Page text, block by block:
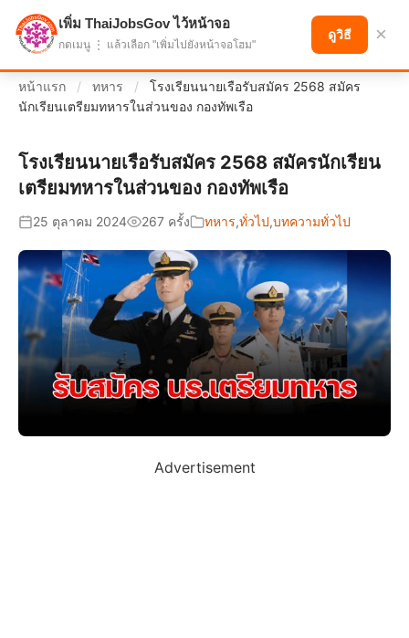
แบ่งปันโอกาส เพื่ออนาคตที่ก้าวหน้า
หน้าแรก / ทหาร /
โรงเรียนนายเรือรับสมัคร 2568 สมัคร
นักเรียนเตรียมทหารในส่วนของ กองทัพเรือ
โรงเรียนนายเรือรับสมัคร 2568 สมัครนักเรียน
เตรียมทหารในส่วนของ กองทัพเรือ
25 ตุลาคม 2024 267 ครั้ง ทหาร,ทั่วไป,บทความทั่วไป
Advertisement
เพิ่ม ThaiJobsGov ไว้หน้าจอ
กดเมนู ⋮ แล้วเลือก "เพิ่มไปยังหน้าจอโฮม"
ดูวิธี ×